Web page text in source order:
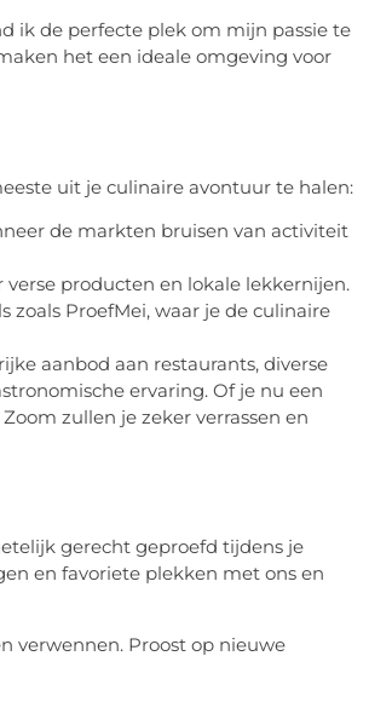
ik de perfecte plek om mijn passie te
het een ideale omgeving voor
uit je culinaire avontuur te halen:
de markten bruisen van activiteit
producten en lokale lekkernijen.
zoals ProefMei, waar je de culinaire
aanbod aan restaurants, diverse
ervaring. Of je nu een
zullen je zeker verrassen en
gerecht geproefd tijdens je
en favoriete plekken met ons en
verwennen. Proost op nieuwe